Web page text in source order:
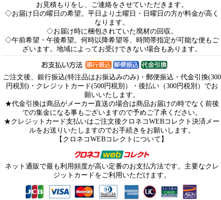
お見積もりをし、ご連絡をさせていただきます。
◇お届け日の曜日の希望。平日より土曜日・日曜日の方が料金が高く
なります。
◇お届け時に梱包されていた廃材の回収。
◇午前希望・午後希望。何時以降希望等、時間帯指定が可能な便もご
ざいます。地域によってお受けできない場合もあります。
ご注文後、銀行振込(特注品はお振込みのみ)・郵便振込・代金引換(300
円税別)・クレジットカード(500円税別）・後払い（300円税別）でお
願いいたします。
★代金引換は商品がメーカー直送の場合は商品お届けの時でなく前後
での集金になる事もございますので予めご了承ください。
★クレジットカード支払いはご注文後クロネコWEBコレクト決済メー
ルをお送りいたしますのでお手続きをお願いします。
【クロネコWEBコレクトについて】
ネット通販で最も利用頻度が高い定番のお支払方法です。主要なクレ
ジットカードをご利用いただけます。